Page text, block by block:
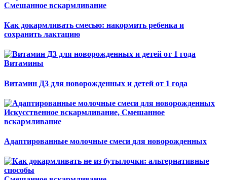
Смешанное вскармливание
Как докармливать смесью: накормить ребенка и
сохранить лактацию
Витамины
Витамин Д3 для новорожденных и детей от 1 года
Искусственное вскармливание, Смешанное
вскармливание
Адаптированные молочные смеси для новорожденных